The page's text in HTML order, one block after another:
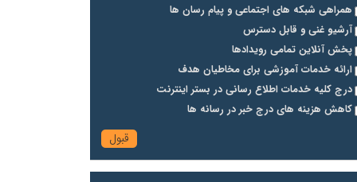
همراهی شبکه های اجتماعی و پیام رسان ها
آرشیو غنی و قابل دسترس
پخش آنلاین تمامی رویدادها
ارائه خدمات آموزشی برای مخاطیان هدف
درج کلیه خدمات اطلاع رسانی در بستر اینترنت
کاهش هزینه های درج خبر در رسانه ها